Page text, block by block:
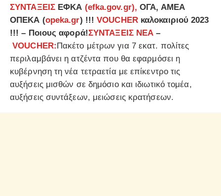
ΣΥΝΤΑΞΕΙΣΕΦΚΑ (efka.gov.gr), ΟΓΑ, ΑΜΕΑ
ΟΠΕΚΑ (opeka.gr) !!!VOUCHERκαλοκαιριού 2023
!!! – Ποιους αφορά!ΣΥΝΤΑΞΕΙΣ ΝΕΑ –
VOUCHER: Πακέτο μέτρων για 7 εκατ. πολίτες
περιλαμβάνει η ατζέντα που θα εφαρμόσει η
κυβέρνηση τη νέα τετραετία με επίκεντρο τις
αυξήσεις μισθών σε δημόσιο και ιδιωτικό τομέα,
αυξήσεις συντάξεων, μειώσεις κρατήσεων.